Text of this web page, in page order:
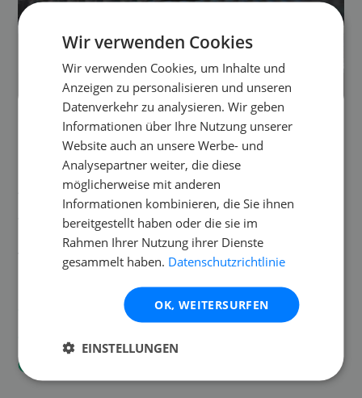
Mischpult Verleih
Mischpult mieten indeiner Nähe
Bei Renty findest du Audio Mischpulte für jede Art von
Veranstaltung. Analoge Mischpulte mit 8 Kanälen stehen an
allen Standorten zur Verfügung. Digitalmischpulte und DJ
Mixer an ausgewählten Standorten. Vom kompakten Mixer
für die Hochzeitsrede bis zur digitalen Konsole für komplette
Band-Setups. Alles kautionsfrei, versichert und mit Zubehör.
Analoge und digitale Mischpulte
Wir verwenden Cookies
Wir verwenden Cookies, um Inhalte und
Anzeigen zu personalisieren und unseren
Datenverkehr zu analysieren. Wir geben
Informationen über Ihre Nutzung unserer
Website auch an unsere Werbe- und
Analysepartner weiter, die diese
möglicherweise mit anderen
Informationen kombinieren, die Sie ihnen
bereitgestellt haben oder die sie im
Rahmen Ihrer Nutzung ihrer Dienste
gesammelt haben. Datenschutzrichtlinie
OK, WEITERSURFEN
EINSTELLUNGEN